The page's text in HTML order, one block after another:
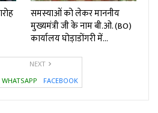
समस्याओं को लेकर माननीय
मुख्यमंत्री जी के नाम बी.ओ. (BO)
कार्यालय घोड़ाडोंगरी में…
NEXT
WHATSAPP
FACEBOOK